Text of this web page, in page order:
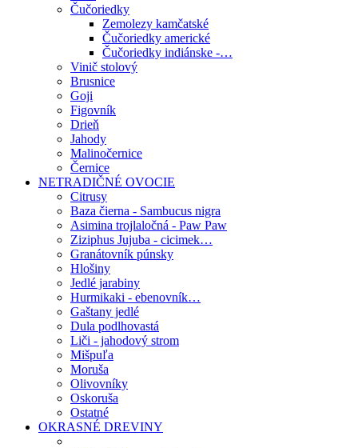
Čučoriedky
Zemolezy kamčatské
Čučoriedky americké
Čučoriedky indiánske -…
Vinič stolový
Brusnice
Goji
Figovník
Drieň
Jahody
Malinočernice
Černice
NETRADIČNÉ OVOCIE
Citrusy
Baza čierna - Sambucus nigra
Asimina trojlaločná - Paw Paw
Ziziphus Jujuba - cicimek…
Granátovník púnsky
Hlošiny
Jedlé jarabiny
Hurmikaki - ebenovník…
Gaštany jedlé
Dula podlhovastá
Liči - jahodový strom
Mišpuľa
Moruša
Olivovníky
Oskoruša
Ostatné
OKRASNÉ DREVINY